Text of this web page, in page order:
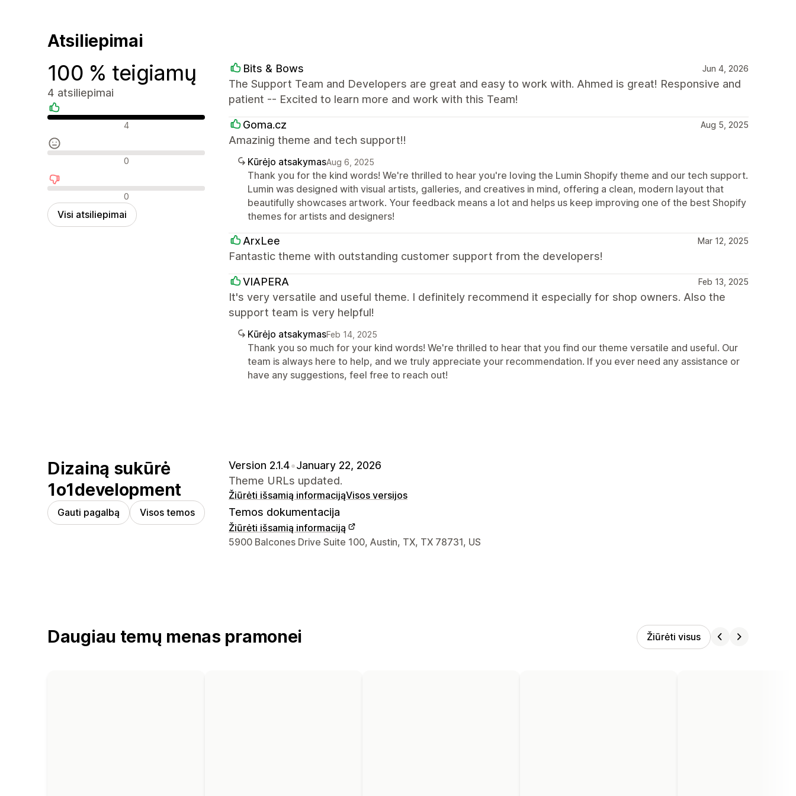
Atsiliepimai
100 % teigiamų
4 atsiliepimai
Teigiami atsiliepimai
4
Neutralūs atsiliepimai
0
Neigiami atsiliepimai
0
Visi atsiliepimai
Bits & Bows Jun 4, 2026
The Support Team and Developers are great and easy to work with. Ahmed is great! Responsive and
patient -- Excited to learn more and work with this Team!
Goma.cz Aug 5, 2025
Amazinig theme and tech support!!
Kūrėjo atsakymasAug 6, 2025
Thank you for the kind words! We're thrilled to hear you're loving the Lumin Shopify theme and our tech support.
Lumin was designed with visual artists, galleries, and creatives in mind, offering a clean, modern layout that
beautifully showcases artwork. Your feedback means a lot and helps us keep improving one of the best Shopify
themes for artists and designers!
ArxLee Mar 12, 2025
Fantastic theme with outstanding customer support from the developers!
VIAPERA Feb 13, 2025
It's very versatile and useful theme. I definitely recommend it especially for shop owners. Also the
support team is very helpful!
Kūrėjo atsakymasFeb 14, 2025
Thank you so much for your kind words! We're thrilled to hear that you find our theme versatile and useful. Our
team is always here to help, and we truly appreciate your recommendation. If you ever need any assistance or
have any suggestions, feel free to reach out!
Dizainą sukūrė
1o1development
Gauti pagalbą Visos temos
Version 2.1.4•January 22, 2026
Theme URLs updated.
Žiūrėti išsamią informacijąVisos versijos
Temos dokumentacija
Žiūrėti išsamią informaciją
Kūrėjo kontaktiniai duomenys
5900 Balcones Drive Suite 100, Austin, TX, TX 78731, US
Daugiau temų menas pramonei Žiūrėti visus